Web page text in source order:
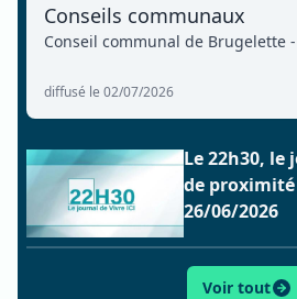
Conseils communaux
Conseil communal de Brugelette
diffusé le 02/07/2026
Le 22h30, le
de proximité
26/06/2026
Voir tout